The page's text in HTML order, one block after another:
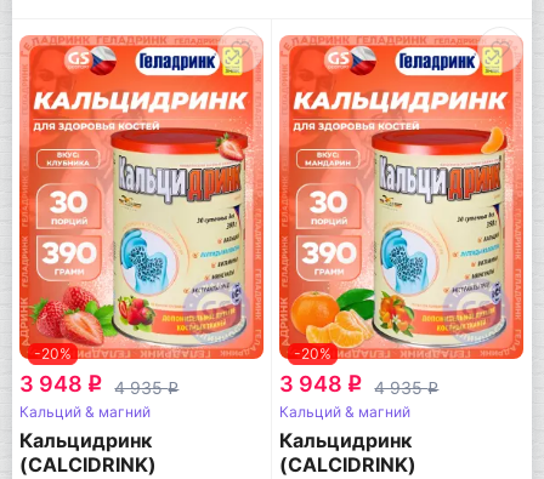
-20%
3 948 q 4 935q
Кальций & магний
Кальцидринк
(CALCIDRINK)
-20%
3 948 q 4 935q
Кальций & магний
Кальцидринк
(CALCIDRINK)